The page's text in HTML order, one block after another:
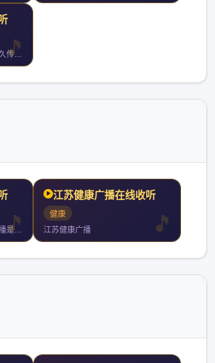
上海电台戏剧曲艺广播有着悠久传统一向执着于弘扬戏曲艺术戏剧曲
山西健康之声广播于年月日开播是全国首家医疗卫生专业广播全天播
江苏健康广播在线收听
健康
江苏健康广播